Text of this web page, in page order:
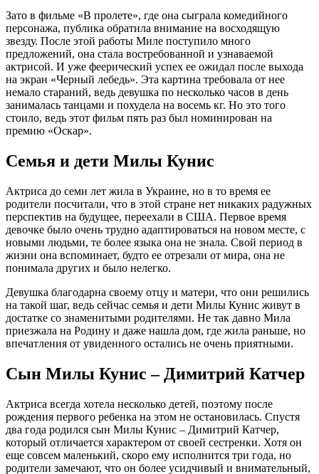
Зато в фильме «В пролете», где она сыграла комедийного
персонажа, публика обратила внимание на восходящую
звезду. После этой работы Миле поступило много
предложений, она стала востребованной и узнаваемой
актрисой. И уже феерический успех ее ожидал после выхода
на экран «Черный лебедь». Эта картина требовала от нее
немало стараний, ведь девушка по несколько часов в день
занималась танцами и похудела на восемь кг. Но это того
стоило, ведь этот фильм пять раз был номинирован на
премию «Оскар».
Семья и дети Милы Кунис
Актриса до семи лет жила в Украине, но в то время ее
родители посчитали, что в этой стране нет никаких радужных
перспектив на будущее, переехали в США. Первое время
девочке было очень трудно адаптироваться на новом месте, с
новыми людьми, те более языка она не знала. Свой период в
жизни она вспоминает, будто ее отрезали от мира, она не
понимала других и было нелегко.
Девушка благодарна своему отцу и матери, что они решились
на такой шаг, ведь сейчас семья и дети Милы Кунис живут в
достатке со знаменитыми родителями. Не так давно Мила
приезжала на Родину и даже нашла дом, где жила раньше, но
впечатления от увиденного остались не очень приятными.
Сын Милы Кунис – Димитрий Катчер
Актриса всегда хотела несколько детей, поэтому после
рождения первого ребенка на этом не остановилась. Спустя
два года родился сын Милы Кунис – Димитрий Катчер,
который отличается характером от своей сестренки. Хотя он
еще совсем маленький, скоро ему исполнится три года, но
родители замечают, что он более усидчивый и внимательный,